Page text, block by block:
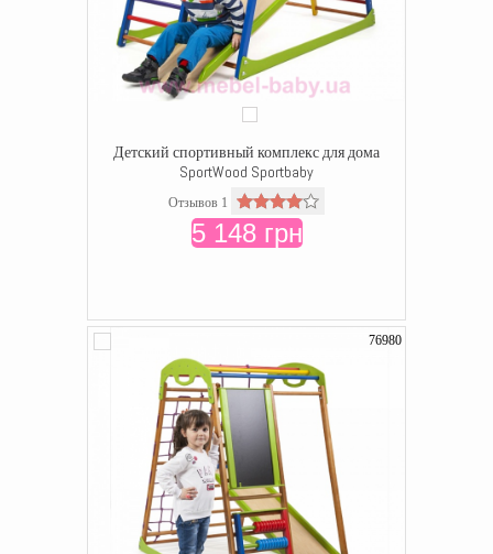
Детский спортивный комплекс для дома
SportWood Sportbaby
Отзывов 1
5 148 грн
76980